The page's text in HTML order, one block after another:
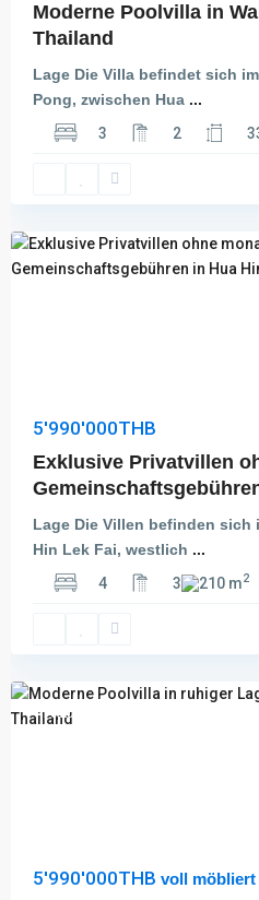
Moderne Poolvilla in
Thailand
Lage Die Villa befindet sich
Pong, zwischen Hua ...
3
2
Hin
Lek
5'990'000THB
Exklusive Privatvillen
Lage Die Villen befinden
Hin Lek Fai, westlich ...
4
3 210 m2
Thap
Featured
5'990'000THB voll möbliert